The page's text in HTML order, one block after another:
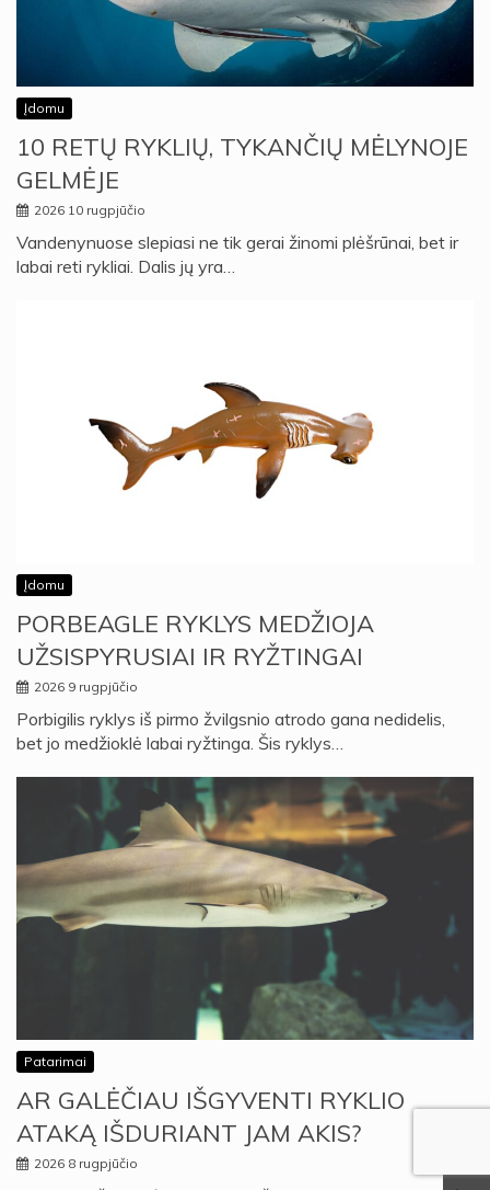
Įdomu
10 RETŲ RYKLIŲ, TYKANČIŲ MĖLYNOJE
GELMĖJE
2026 10 rugpjūčio
Vandenynuose slepiasi ne tik gerai žinomi plėšrūnai, bet ir
labai reti rykliai. Dalis jų yra…
Įdomu
PORBEAGLE RYKLYS MEDŽIOJA
UŽSISPYRUSIAI IR RYŽTINGAI
2026 9 rugpjūčio
Porbigilis ryklys iš pirmo žvilgsnio atrodo gana nedidelis,
bet jo medžioklė labai ryžtinga. Šis ryklys…
Patarimai
AR GALĖČIAU IŠGYVENTI RYKLIO
ATAKĄ IŠDURIANT JAM AKIS?
2026 8 rugpjūčio